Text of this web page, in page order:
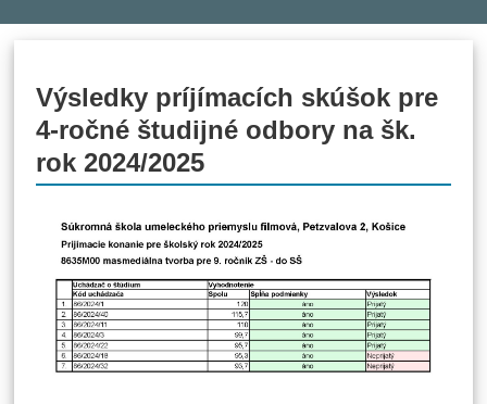
Výsledky príjímacích skúšok pre
4-ročné študijné odbory na šk.
rok 2024/2025